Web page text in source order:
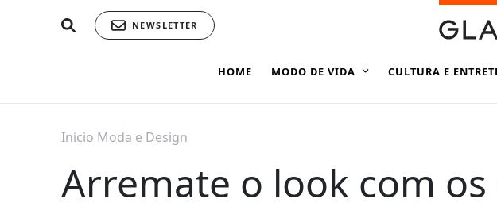
NEWSLETTER
HOME MODO DE VIDA CULTURA E
Início Moda e Design
Arremate o look com